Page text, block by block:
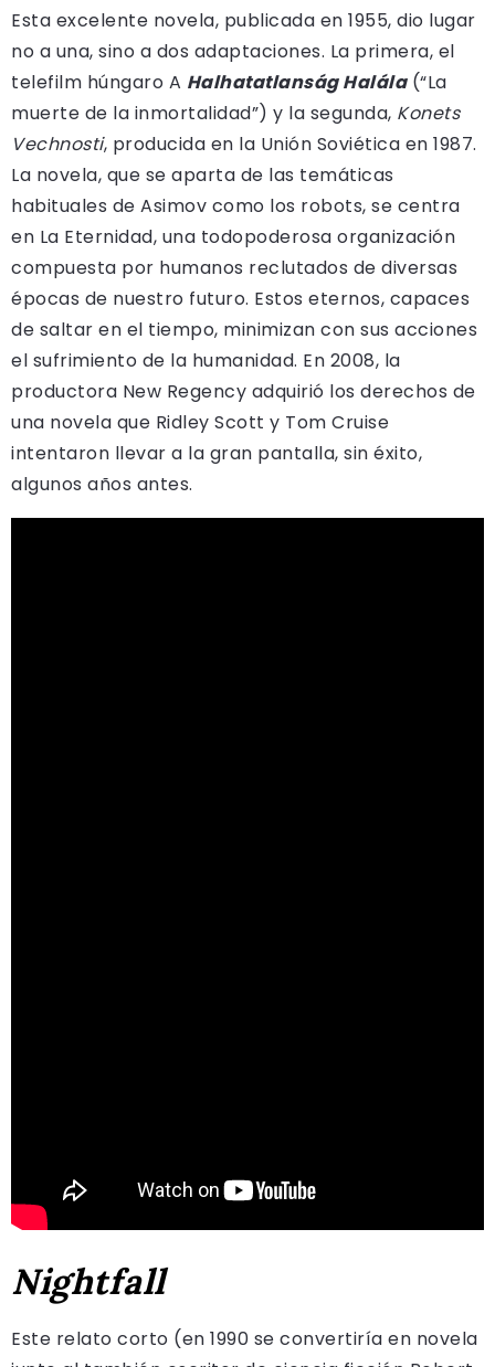
Esta excelente novela, publicada en 1955, dio lugar
no a una, sino a dos adaptaciones. La primera, el
telefilm húngaro A Halhatatlanság Halála(“La
muerte de la inmortalidad”) y la segunda, Konets
Vechnosti, producida en la Unión Soviética en 1987.
La novela, que se aparta de las temáticas
habituales de Asimov como los robots, se centra
en La Eternidad, una todopoderosa organización
compuesta por humanos reclutados de diversas
épocas de nuestro futuro. Estos eternos, capaces
de saltar en el tiempo, minimizan con sus acciones
el sufrimiento de la humanidad. En 2008, la
productora New Regency adquirió los derechos de
una novela que Ridley Scott y Tom Cruise
intentaron llevar a la gran pantalla, sin éxito,
algunos años antes.
Nightfall
Este relato corto (en 1990 se convertiría en novela